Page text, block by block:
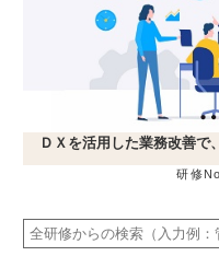
ＤＸを活用した業務改善で
研修